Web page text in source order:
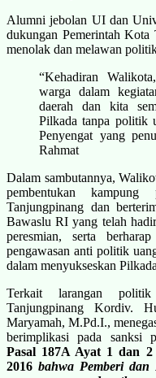
Alumni jebolan UI dan
dukungan Pemerintah Kota
menolak dan melawan
“Kehadiran
warga dalam
daerah dan kita
Pilkada tanpa politik
Penyengat yang
Rahmat
Dalam sambutannya,
pembentukan
Tanjungpinang dan
Bawaslu RI yang telah
peresmian, serta
pengawasan anti politik
dalam menyukseskan
Terkait larangan
Tanjungpinang Kordiv.
Maryamah, M.Pd.I.,
berimplikasi pada sanksi
Pasal 187A Ayat 1 dan 2
2016 bahwa Pemberi